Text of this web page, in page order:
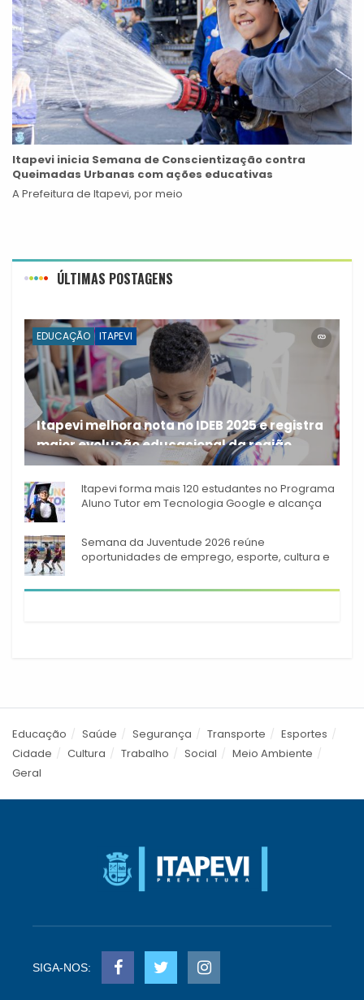
Itapevi inicia Semana de Conscientização contra
Queimadas Urbanas com ações educativas
A Prefeitura de Itapevi, por meio
ÚLTIMAS POSTAGENS
EDUCAÇÃO ITAPEVI
Itapevi melhora nota no IDEB 2025 e registra
maior evolução educacional da região
A rede municipal de ensino
Itapevi forma mais 120 estudantes no Programa
Aluno Tutor em Tecnologia Google e alcança
Semana da Juventude 2026 reúne
oportunidades de emprego, esporte, cultura e
Educação Saúde Segurança Transporte
Esportes
Cidade
Cultura Trabalho Social
Meio Ambiente
Geral
SIGA-NOS: